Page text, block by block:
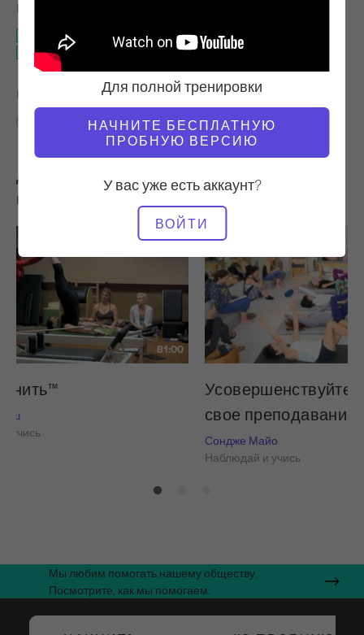
Для полной тренировки
НАЧНИТЕ БЕСПЛАТНУЮ
ПРОБНУЮ ВЕРСИЮ
У вас уже есть аккаунт?
ВОЙТИ
НЕОБХОДИМОЕ ОБОРУДОВАНИЕ
Целая студия
Бочка с лестницей
НАЙТИ ПОХОЖИЕ КЛАССЫ ДЛЯ
Целая студия Бочка с лестницей
Другие тренировки, которые вам могут
понравиться
81:00
нить™
учись
Усовершенствуйте
свое преподавание
Сондже Майо
Наблюдай и учись
Мы любим помогать нашему обществу.
Посмотрите, как мы помогаем.